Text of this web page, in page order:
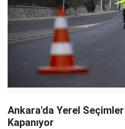
Ankara'da Yerel
Kapanıyor